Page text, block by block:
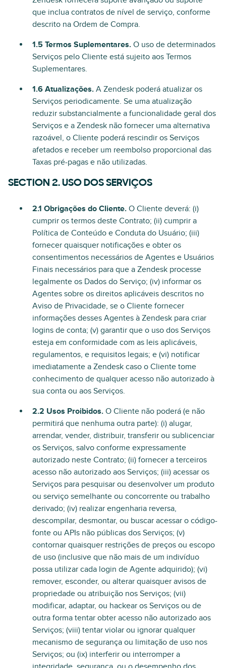
que inclua contratos de nível de serviço, conforme
descrito na Ordem de Compra.
1.5 Termos Suplementares. O uso de determinados
Serviços pelo Cliente está sujeito aos Termos
Suplementares.
1.6 Atualizações. A Zendesk poderá atualizar os
Serviços periodicamente. Se uma atualização
reduzir substancialmente a funcionalidade geral dos
Serviços e a Zendesk não fornecer uma alternativa
razoável, o Cliente poderá rescindir os Serviços
afetados e receber um reembolso proporcional das
Taxas pré-pagas e não utilizadas.
SECTION 2. USO DOS SERVIÇOS
2.1 Obrigações do Cliente. O Cliente deverá: (i)
cumprir os termos deste Contrato; (ii) cumprir a
Política de Conteúdo e Conduta do Usuário; (iii)
fornecer quaisquer notificações e obter os
consentimentos necessários de Agentes e Usuários
Finais necessários para que a Zendesk processe
legalmente os Dados do Serviço; (iv) informar os
Agentes sobre os direitos aplicáveis descritos no
Aviso de Privacidade, se o Cliente fornecer
informações desses Agentes à Zendesk para criar
logins de conta; (v) garantir que o uso dos Serviços
esteja em conformidade com as leis aplicáveis,
regulamentos, e requisitos legais; e (vi) notificar
imediatamente a Zendesk caso o Cliente tome
conhecimento de qualquer acesso não autorizado à
sua conta ou aos Serviços.
2.2 Usos Proibidos. O Cliente não poderá (e não
permitirá que nenhuma outra parte): (i) alugar,
arrendar, vender, distribuir, transferir ou sublicenciar
os Serviços, salvo conforme expressamente
autorizado neste Contrato; (ii) fornecer a terceiros
acesso não autorizado aos Serviços; (iii) acessar os
Serviços para pesquisar ou desenvolver um produto
ou serviço semelhante ou concorrente ou trabalho
derivado; (iv) realizar engenharia reversa,
descompilar, desmontar, ou buscar acessar o código-
fonte ou APIs não públicas dos Serviços; (v)
contornar quaisquer restrições de preços ou escopo
de uso (inclusive que não mais de um indivíduo
possa utilizar cada login de Agente adquirido); (vi)
remover, esconder, ou alterar quaisquer avisos de
propriedade ou atribuição nos Serviços; (vii)
modificar, adaptar, ou hackear os Serviços ou de
outra forma tentar obter acesso não autorizado aos
Serviços; (viii) tentar violar ou ignorar qualquer
mecanismo de segurança ou limitação de uso nos
Serviços; ou (ix) interferir ou interromper a